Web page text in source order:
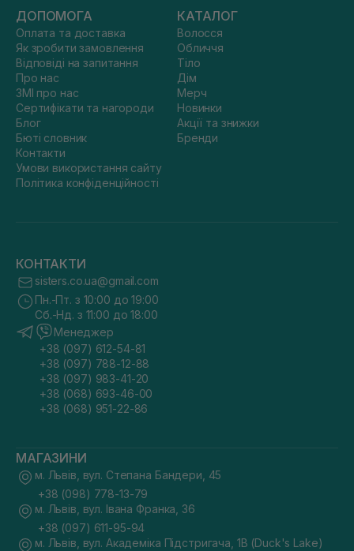
ДОПОМОГА
Оплата та доставка
Як зробити замовлення
Відповіді на запитання
Про нас
ЗМІ про нас
Сертифікати та нагороди
Блог
Бюті словник
Контакти
Умови використання сайту
Політика конфіденційності
КАТАЛОГ
Волосся
Обличчя
Тіло
Дім
Мерч
Новинки
Акції та знижки
Бренди
КОНТАКТИ
sisters.co.ua@gmail.com
Пн.-Пт. з 10:00 до 19:00
Сб.-Нд. з 11:00 до 18:00
Менеджер
+38 (097) 612-54-81
+38 (097) 788-12-88
+38 (097) 983-41-20
+38 (068) 693-46-00
+38 (068) 951-22-86
МАГАЗИНИ
м. Львів, вул. Степана Бандери, 45
+38 (098) 778-13-79
м. Львів, вул. Івана Франка, 36
+38 (097) 611-95-94
м. Львів, вул. Академіка Підстригача, 1В (Duck's Lake)